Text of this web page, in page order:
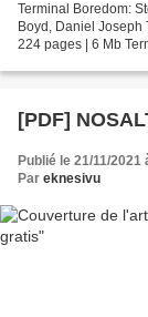
Terminal Boredom:
Boyd, Daniel Joseph
224 pages | 6 Mb
[PDF]
Publié le 21/11/2021
Par eknesivu